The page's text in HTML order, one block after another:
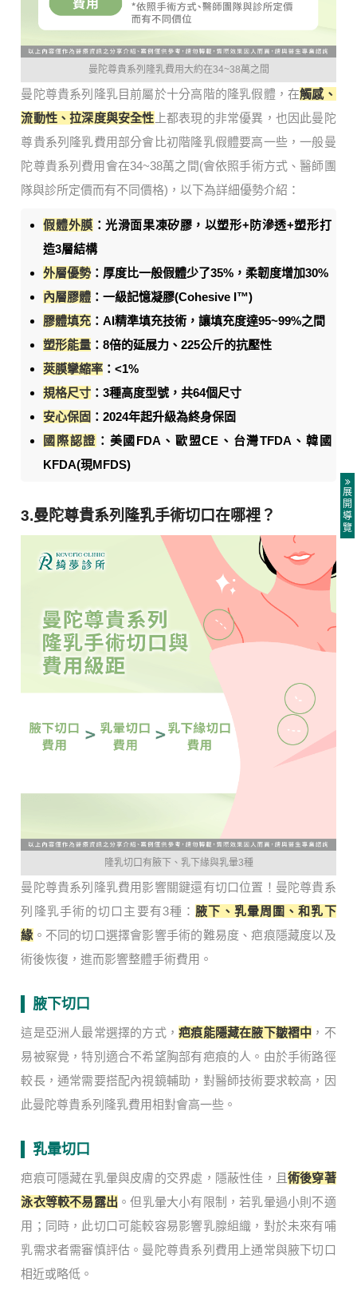
曼陀尊貴系列隆乳費用大約在34~38萬之間
曼陀尊貴系列隆乳目前屬於十分高階的隆乳假體，在觸感、
流動性、拉深度與安全性 上都表現的非常優異，也因此曼陀
尊貴系列隆乳費用部分會比初階隆乳假體要高一些，一般曼
陀尊貴系列費用會在34~38萬之間(會依照手術方式、醫師團
隊與診所定價而有不同價格)，以下為詳細優勢介紹：
假體外膜 ：光滑面果凍矽膠，以塑形+防滲透+塑形打
造3層結構
外層優勢：厚度比一般假體少了35%，柔韌度增加30%
內層膠體 ：一級記憶凝膠(Cohesive I™)
膠體填充 ：AI精準填充技術，讓填充度達95~99%之間
塑形能量 ：8倍的延展力、225公斤的抗壓性
莢膜攣縮率 ：<1%
規格尺寸 ：3種高度型號，共64個尺寸
安心保固 ：2024年起升級為終身保固
國際認證 ：美國FDA、歐盟CE、台灣TFDA、韓國
KFDA(現MFDS)
3.曼陀尊貴系列隆乳手術切口在哪裡？
隆乳切口有腋下、乳下緣與乳暈3種
曼陀尊貴系列隆乳費用影響關鍵還有切口位置！曼陀尊貴系
列隆乳手術的切口主要有3種： 腋下、乳暈周圍、和乳下
緣 。不同的切口選擇會影響手術的難易度、疤痕隱藏度以及
術後恢復，進而影響整體手術費用。
腋下切口
這是亞洲人最常選擇的方式，疤痕能隱藏在腋下皺褶中 ，不
易被察覺，特別適合不希望胸部有疤痕的人。由於手術路徑
較長，通常需要搭配內視鏡輔助，對醫師技術要求較高，因
此曼陀尊貴系列隆乳費用相對會高一些。
乳暈切口
疤痕可隱藏在乳暈與皮膚的交界處，隱蔽性佳，且 術後穿著
泳衣等較不易露出 。但乳暈大小有限制，若乳暈過小則不適
用；同時，此切口可能較容易影響乳腺組織，對於未來有哺
乳需求者需審慎評估。曼陀尊貴系列費用上通常與腋下切口
相近或略低。
展
開
導
覽